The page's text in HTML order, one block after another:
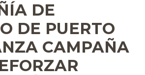
DE
DE PUERTO
CAMPAÑA